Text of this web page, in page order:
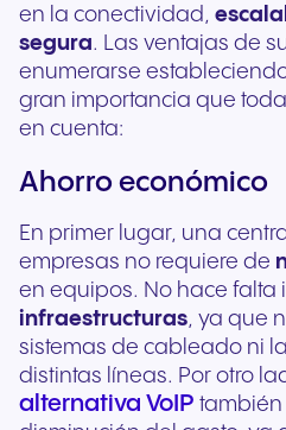
en la conectividad,
segura. Las ventajas de
enumerarse
gran importancia que
en cuenta:
Ahorro económico
En primer lugar, una
empresas no requiere de
en equipos. No hace falta
infraestructuras, ya que
sistemas de cableado ni
distintas líneas. Por otro
alternativa VoIP también